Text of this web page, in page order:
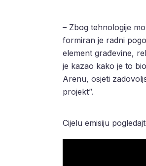
– Zbog tehnologije
formiran je radni
element građevine,
je kazao kako je to
Arenu, osjeti
projekt”.
Cijelu emisiju